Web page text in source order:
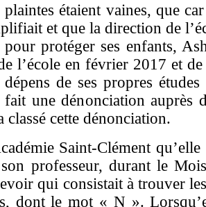
étaient vaines, que
et que la direction de
pour protéger ses enfants,
l’école en février 2017 et de
de ses propres études
fait une dénonciation auprès
classé cette dénonciation.
Saint-Clément
professeur, durant le
qui consistait à trouver
dont le mot « N ».